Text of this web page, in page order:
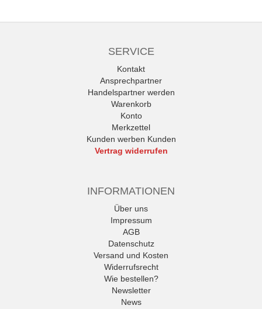
SERVICE
Kontakt
Ansprechpartner
Handelspartner werden
Warenkorb
Konto
Merkzettel
Kunden werben Kunden
Vertrag widerrufen
INFORMATIONEN
Über uns
Impressum
AGB
Datenschutz
Versand und Kosten
Widerrufsrecht
Wie bestellen?
Newsletter
News